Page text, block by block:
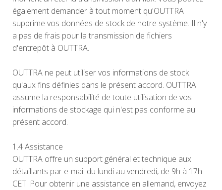
également demander à tout moment qu'OUTTRA
supprime vos données de stock de notre système. Il n'y
a pas de frais pour la transmission de fichiers
d'entrepôt à OUTTRA.
OUTTRA ne peut utiliser vos informations de stock
qu'aux fins définies dans le présent accord. OUTTRA
assume la responsabilité de toute utilisation de vos
informations de stockage qui n'est pas conforme au
présent accord.
1.4 Assistance
OUTTRA offre un support général et technique aux
détaillants par e-mail du lundi au vendredi, de 9h à 17h
CET. Pour obtenir une assistance en allemand, envoyez